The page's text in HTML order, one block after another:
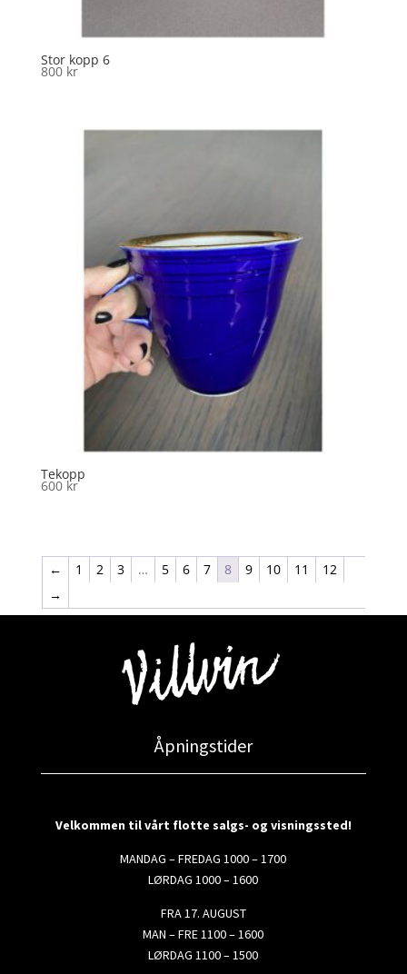
Stor kopp 6
800 kr
Tekopp
600 kr
← 1 2 3 … 5 6 7 8 9 10 11
12
→
Åpningstider
Velkommen til vårt flotte salgs- og visningssted!
MANDAG – FREDAG 1000 – 1700
LØRDAG 1000 – 1600
FRA 17. AUGUST
MAN – FRE 1100 – 1600
LØRDAG 1100 – 1500